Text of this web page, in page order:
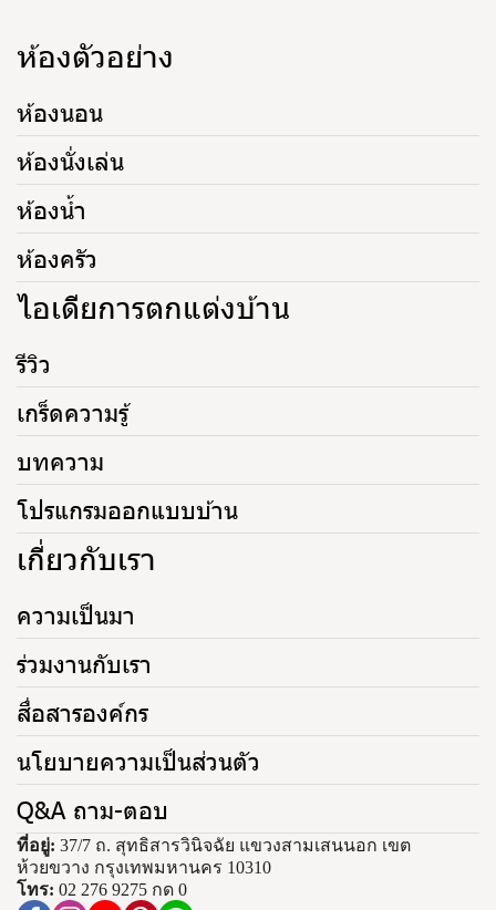
ห้องตัวอย่าง
ห้องนอน
ห้องนั่งเล่น
ห้องน้ำ
ห้องครัว
ไอเดียการตกแต่งบ้าน
รีวิว
เกร็ดความรู้
บทความ
โปรแกรมออกแบบบ้าน
เกี่ยวกับเรา
ความเป็นมา
ร่วมงานกับเรา
สื่อสารองค์กร
นโยบายความเป็นส่วนตัว
Q&A ถาม-ตอบ
ที่อยู่: 37/7 ถ. สุทธิสารวินิจฉัย แขวงสามเสนนอก เขต
ห้วยขวาง กรุงเทพมหานคร 10310
โทร: 02 276 9275 กด 0